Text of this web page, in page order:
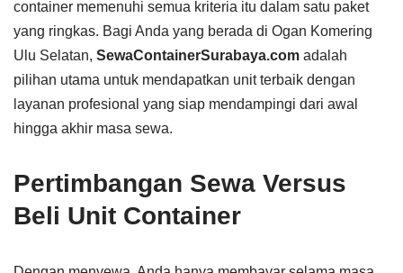
container memenuhi semua kriteria itu dalam satu paket
yang ringkas. Bagi Anda yang berada di Ogan Komering
Ulu Selatan, SewaContainerSurabaya.com adalah
pilihan utama untuk mendapatkan unit terbaik dengan
layanan profesional yang siap mendampingi dari awal
hingga akhir masa sewa.
Pertimbangan Sewa Versus
Beli Unit Container